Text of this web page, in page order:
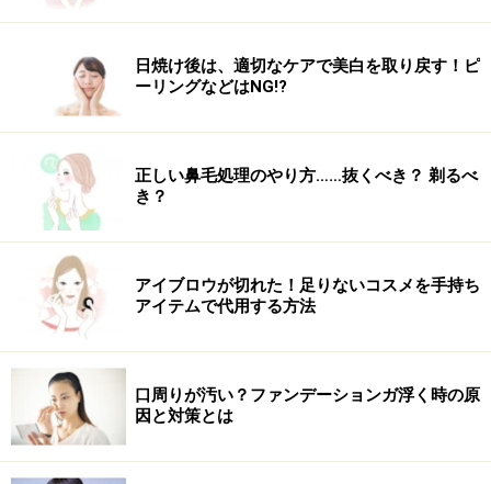
日焼け後は、適切なケアで美白を取り戻す！ピ
ーリングなどはNG!?
正しい鼻毛処理のやり方……抜くべき？ 剃るべ
き？
アイブロウが切れた！足りないコスメを手持ち
アイテムで代用する方法
口周りが汚い？ファンデーションガ浮く時の原
因と対策とは